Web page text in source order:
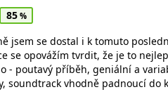
85
jsem se dostal i k tomuto
se opovážím tvrdit, že je to
- poutavý příběh, geniální a
soundtrack vhodně padnoucí do